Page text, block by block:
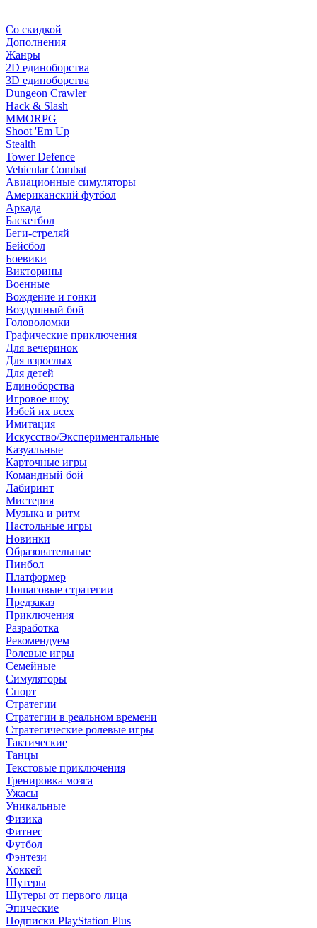
Со скидкой
Дополнения
Жанры
2D единоборства
3D единоборства
Dungeon Crawler
Hack & Slash
MMORPG
Shoot 'Em Up
Stealth
Tower Defence
Vehicular Combat
Авиационные симуляторы
Американский футбол
Аркада
Баскетбол
Беги-стреляй
Бейсбол
Боевики
Викторины
Военные
Вождение и гонки
Воздушный бой
Головоломки
Графические приключения
Для вечеринок
Для взрослых
Для детей
Единоборства
Игровое шоу
Избей их всех
Имитация
Искусство/Экспериментальные
Казуальные
Карточные игры
Командный бой
Лабиринт
Мистерия
Музыка и ритм
Настольные игры
Новинки
Образовательные
Пинбол
Платформер
Пошаговые стратегии
Предзаказ
Приключения
Разработка
Рекомендуем
Ролевые игры
Семейные
Симуляторы
Спорт
Стратегии
Стратегии в реальном времени
Стратегические ролевые игры
Тактические
Танцы
Текстовые приключения
Тренировка мозга
Ужасы
Уникальные
Физика
Фитнес
Футбол
Фэнтези
Хоккей
Шутеры
Шутеры от первого лица
Эпические
Подписки PlayStation Plus